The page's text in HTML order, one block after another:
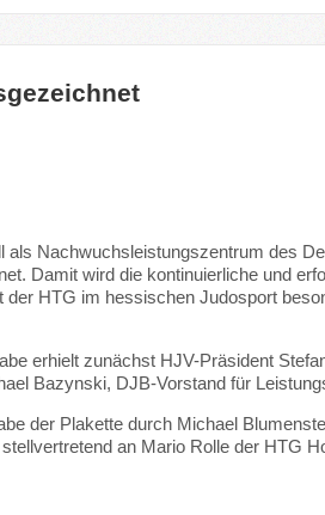
als Nachwuchsleistungszentrum des
Damit wird die kontinuierliche und
der HTG im hessischen Judosport
erhielt zunächst HJV-Präsident
Bazynski, DJB-Vorstand für
der Plakette durch Michael
an Mario Rolle der HTG